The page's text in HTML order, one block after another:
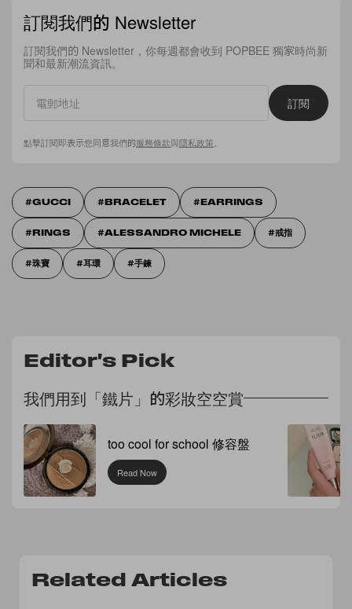
訂閱我們的 Newsletter
訂閱我們的 Newsletter，你每週都會收到 POPBEE 獨家時尚新
聞和最新潮流資訊。
訂閱
點擊訂閱即表示您同意我們的服務條款與隱私政策
GUCCI BRACELET EARRINGS
RINGS ALESSANDRO MICHELE 戒指
珠寶 耳環 手鍊
Editor's Pick
我們用到「鐵片」的彩妝空空賞
too cool for school 修容盤
Read Now
Related Articles